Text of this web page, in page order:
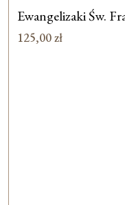
Ewangelizaki Św.
125,00zł